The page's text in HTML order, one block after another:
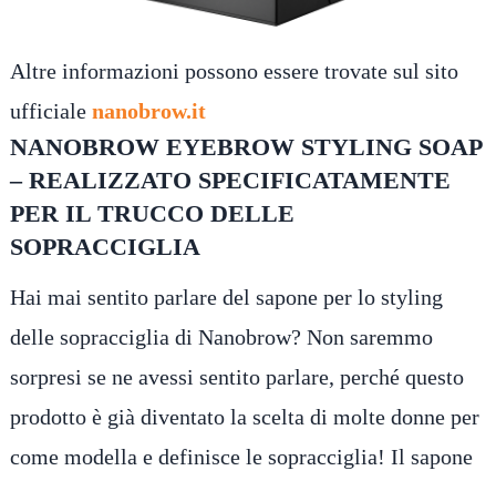
Altre informazioni possono essere trovate sul sito
ufficiale nanobrow.it
NANOBROW EYEBROW STYLING SOAP
– REALIZZATO SPECIFICATAMENTE
PER IL TRUCCO DELLE
SOPRACCIGLIA
Hai mai sentito parlare del sapone per lo styling
delle sopracciglia di Nanobrow? Non saremmo
sorpresi se ne avessi sentito parlare, perché questo
prodotto è già diventato la scelta di molte donne per
come modella e definisce le sopracciglia! Il sapone